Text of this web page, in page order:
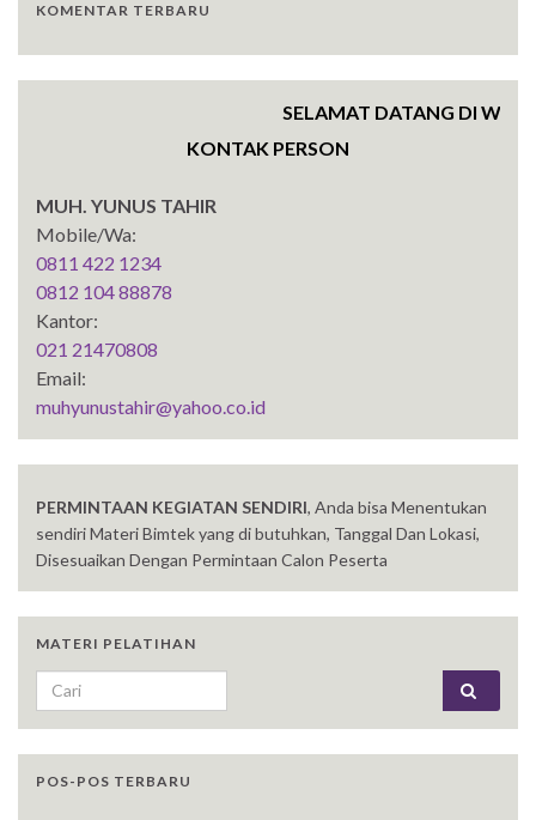
KOMENTAR TERBARU
SELAMAT DATANG DI
KONTAK PERSON
MUH. YUNUS TAHIR
Mobile/Wa:
0811 422 1234
0812 104 88878
Kantor:
021 21470808
Email:
muhyunustahir@yahoo.co.id
PERMINTAAN KEGIATAN SENDIRI, Anda bisa Menentukan
sendiri Materi Bimtek yang di butuhkan, Tanggal Dan Lokasi,
Disesuaikan Dengan Permintaan Calon Peserta
MATERI PELATIHAN
Search for:
POS-POS TERBARU